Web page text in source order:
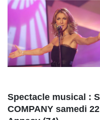
Spectacle musical :
COMPANY samedi